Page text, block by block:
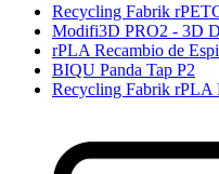
Recycling Fabrik
Modifi3D PRO2 - 3D
rPLA Recambio de
BIQU Panda Tap P2
Recycling Fabrik rPLA